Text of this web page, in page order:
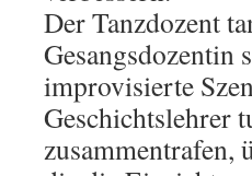
Der Tanzdozent
Gesangsdozentin
improvisierte
Geschichtslehrer
zusammentrafen,